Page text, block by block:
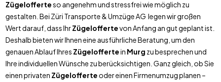
Zügelofferteso angenehm und stressfrei wie möglich zu
gestalten. Bei Züri Transporte & Umzüge AG legen wir großen
Wert darauf, dass IhrZügeloffertevon Anfang an gut geplant ist.
Deshalb bieten wir Ihnen eine ausführliche Beratung, um den
genauen Ablauf Ihres Zügeloffertein Murg zu besprechen und
Ihre individuellen Wünsche zu berücksichtigen. Ganz gleich, ob Sie
einen privaten Zügelofferteoder einen Firmenumzug planen –